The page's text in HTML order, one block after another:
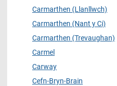
Carmarthen (Llanllwch)
Carmarthen (Nant y Ci)
Carmarthen (Trevaughan)
Carmel
Carway
Cefn-Bryn-Brain